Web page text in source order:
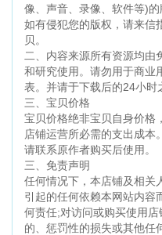
像、声音、录像、软件等)的
如有侵犯您的版权，请来信
贝。
二、内容来源所有资源均由
和研究使用。请勿用于商业
表。并请于下载后的24小时
三、宝贝价格
宝贝价格绝非宝贝自身价格
店铺运营所必需的支出成本
请联系原作者购买后使用。
三、免责声明
任何情况下，本店铺及相关
引起的任何依赖本网站内容
何责任;对访问或购买使用
的、惩罚性的损失或其他任